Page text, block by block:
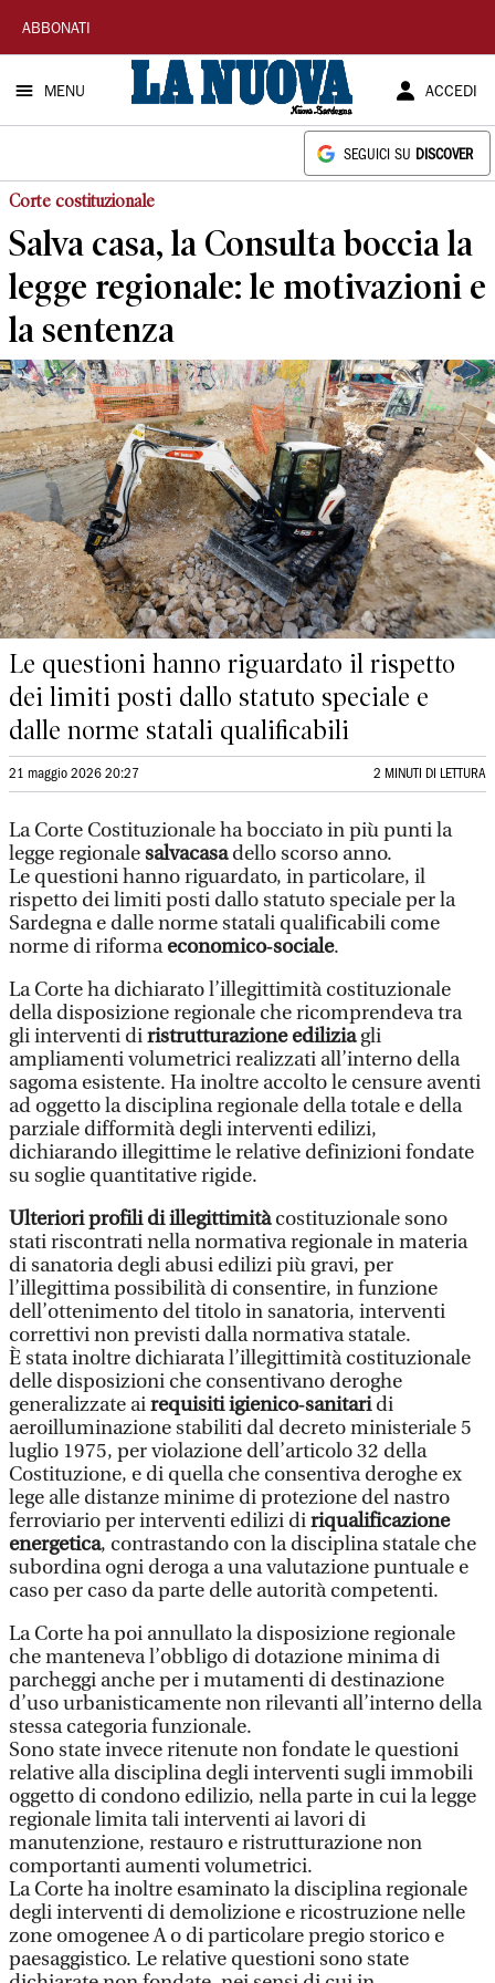
La
Nuova
Sardegna
ABBONATI
MENU ACCEDI
SEGUICI SU DISCOVER
Corte costituzionale
Salva casa, la Consulta boccia la
legge regionale: le motivazioni e
la sentenza
Le questioni hanno riguardato il rispetto
dei limiti posti dallo statuto speciale e
dalle norme statali qualificabili
21 maggio 2026 20:27 2 MINUTI DI LETTURA
La Corte Costituzionale ha bocciato in più punti la
legge regionalesalvacasadello scorso anno.
Le questioni hanno riguardato, in particolare, il
rispetto dei limiti posti dallo statuto speciale per la
Sardegna e dalle norme statali qualificabili come
norme di riformaeconomico‑sociale.
La Corte ha dichiarato l’illegittimità costituzionale
della disposizione regionale che ricomprendeva tra
gli interventi diristrutturazione ediliziagli
ampliamenti volumetrici realizzati all’interno della
sagoma esistente. Ha inoltre accolto le censure aventi
ad oggetto la disciplina regionale della totale e della
parziale difformità degli interventi edilizi,
dichiarando illegittime le relative definizioni fondate
su soglie quantitative rigide.
Ulteriori profili di illegittimitàcostituzionale sono
stati riscontrati nella normativa regionale in materia
di sanatoria degli abusi edilizi più gravi, per
l’illegittima possibilità di consentire, in funzione
dell’ottenimento del titolo in sanatoria, interventi
correttivi non previsti dalla normativa statale.
È stata inoltre dichiarata l’illegittimità costituzionale
delle disposizioni che consentivano deroghe
generalizzate airequisiti igienico‑sanitaridi
aeroilluminazione stabiliti dal decreto ministeriale 5
luglio 1975, per violazione dell’articolo 32 della
Costituzione, e di quella che consentiva deroghe ex
lege alle distanze minime di protezione del nastro
ferroviario per interventi edilizi diriqualificazione
energetica, contrastando con la disciplina statale che
subordina ogni deroga a una valutazione puntuale e
caso per caso da parte delle autorità competenti.
La Corte ha poi annullato la disposizione regionale
che manteneva l’obbligo di dotazione minima di
parcheggi anche per i mutamenti di destinazione
d’uso urbanisticamente non rilevanti all’interno della
stessa categoria funzionale.
Sono state invece ritenute non fondate le questioni
relative alla disciplina degli interventi sugli immobili
oggetto di condono edilizio, nella parte in cui la legge
regionale limita tali interventi ai lavori di
manutenzione, restauro e ristrutturazione non
comportanti aumenti volumetrici.
La Corte ha inoltre esaminato la disciplina regionale
degli interventi di demolizione e ricostruzione nelle
zone omogenee A o di particolare pregio storico e
paesaggistico. Le relative questioni sono state